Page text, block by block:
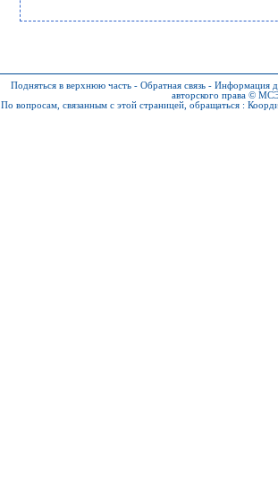
Подняться в верхнюю часть - Обратная связь - Информация
авторского права ©
По вопросам, связанным с этой страницей, обращаться :